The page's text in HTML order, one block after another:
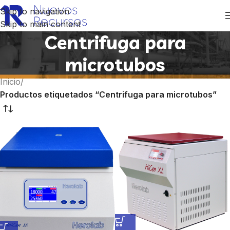
Skip to navigation
Skip to main content
Centrifuga para
microtubos
Inicio/
Productos etiquetados “Centrifuga para microtubos”